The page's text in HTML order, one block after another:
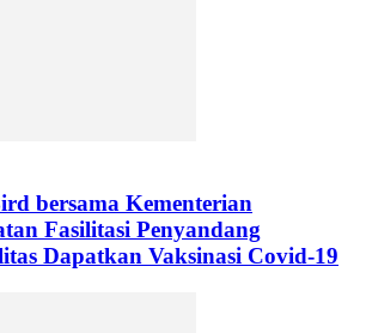
bersama Kementerian
Fasilitasi Penyandang
Dapatkan Vaksinasi Covid-19